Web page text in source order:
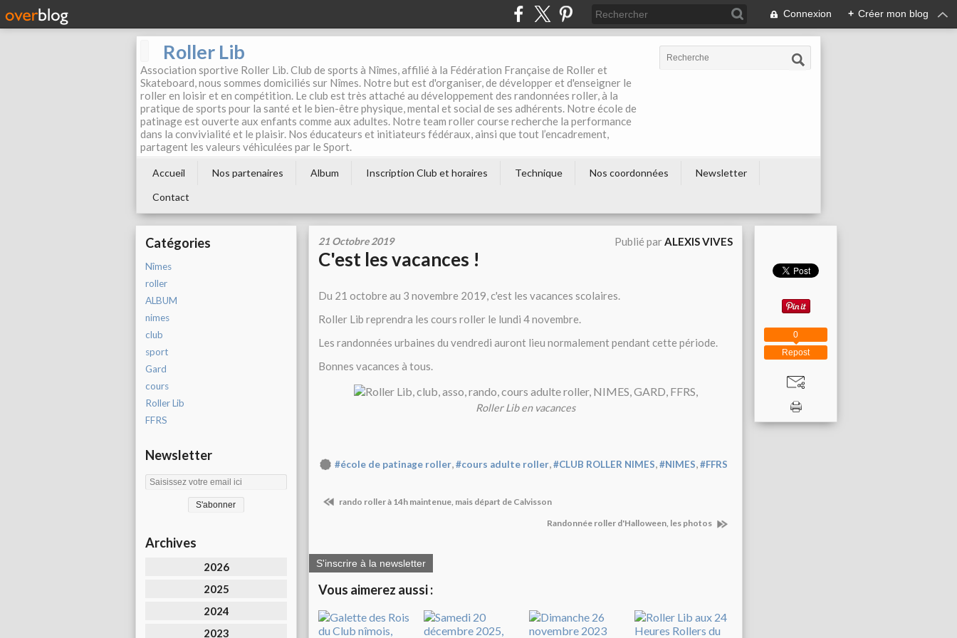
Connexion + Créer mon blog
Roller Lib
Association sportive Roller Lib. Club de sports à Nîmes, affilié à la Fédération Française de Roller et
Skateboard, nous sommes domiciliés sur Nîmes. Notre but est d'organiser, de développer et d'enseigner le
roller en loisir et en compétition. Le club est très attaché au développement des randonnées roller, à la
pratique de sports pour la santé et le bien-être physique, mental et social de ses adhérents. Notre école de
patinage est ouverte aux enfants comme aux adultes. Notre team roller course recherche la performance
dans la convivialité et le plaisir. Nos éducateurs et initiateurs fédéraux, ainsi que tout l’encadrement,
partagent les valeurs véhiculées par le Sport.
Accueil Nos partenaires Album Inscription Club et horaires Technique Nos coordonnées
Newsletter
Contact
Catégories
Nîmes
roller
ALBUM
nimes
club
sport
Gard
cours
Roller Lib
FFRS
Newsletter
Archives
2026
2025
2024
2023
21 Octobre 2019 Publié parALEXIS VIVES
C'est les vacances !
Du 21 octobre au 3 novembre 2019, c'est les vacances scolaires.
Roller Lib reprendra les cours roller le lundi 4 novembre.
Les randonnées urbaines du vendredi auront lieu normalement pendant cette période.
Bonnes vacances à tous.
Roller Lib en vacances
#école de patinage roller,#cours adulte roller,#CLUB ROLLER NIMES,#NIMES,#FFRS
rando roller à 14h maintenue, mais départ de Calvisson
Randonnée roller d'Halloween, les photos
S'inscrire à la newsletter
Vous aimerez aussi :
Repost
0